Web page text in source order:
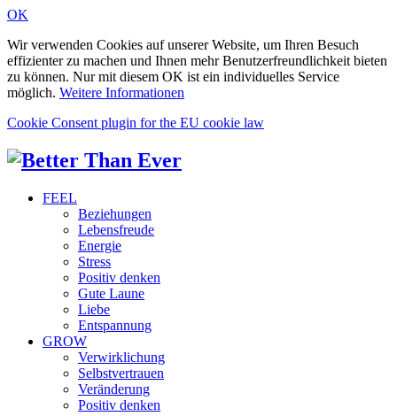
OK
Wir verwenden Cookies auf unserer Website, um Ihren Besuch
effizienter zu machen und Ihnen mehr Benutzerfreundlichkeit bieten
zu können. Nur mit diesem OK ist ein individuelles Service
möglich. Weitere Informationen
Cookie Consent plugin for the EU cookie law
FEEL
Beziehungen
Lebensfreude
Energie
Stress
Positiv denken
Gute Laune
Liebe
Entspannung
GROW
Verwirklichung
Selbstvertrauen
Veränderung
Positiv denken